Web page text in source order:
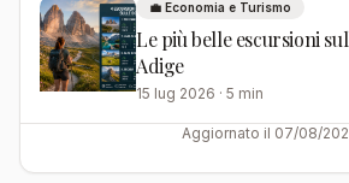
💼 Economia e Turismo
Le più belle escursioni
Adige
15 lug 2026 · 5 min
Aggiornato il 07/08/